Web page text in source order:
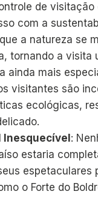
de visitação
com a
a natureza se
tornando a visita
ainda mais
visitantes são
ecológicas,
Inesquecível :
estaria
espetaculares
o Forte do